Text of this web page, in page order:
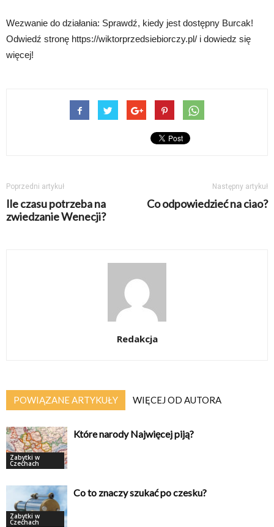
Wezwanie do działania: Sprawdź, kiedy jest dostępny Burcak!
Odwiedź stronę https://wiktorprzedsiebiorczy.pl/ i dowiedz się
więcej!
Poprzedni artykuł
Ile czasu potrzeba na
zwiedzanie Wenecji?
Następny artykuł
Co odpowiedzieć na ciao?
Redakcja
POWIĄZANE ARTYKUŁY WIĘCEJ OD AUTORA
Zabytki w
Czechach
Które narody Najwięcej piją?
Zabytki w
Czechach
Co to znaczy szukać po czesku?